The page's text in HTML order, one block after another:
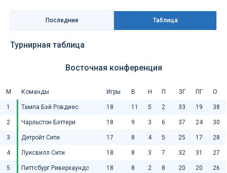
Последниe Таблица
Турнирная таблица
Восточная конференция
М Команды Игры В Н П ЗГ ПГ О
1 Тампа Бэй Ровдиес 18 11 5 2 33 19 38
2 Чарльстон Бэттери 18 9 3 6 37 24 30
3 Детройт Сити 17 8 4 5 25 17 28
4 Луисвилл Сити 18 8 3 7 32 31 27
5 Питтсбург Риверхаундс 18 8 2 8 20 20 26